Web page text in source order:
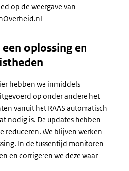
op de weergave van
oplossing en
hebben we inmiddels
op onder andere het
vanuit het RAAS automatisch
nodig is. De updates hebben
reduceren. We blijven werken
In de tussentijd monitoren
en corrigeren we deze waar